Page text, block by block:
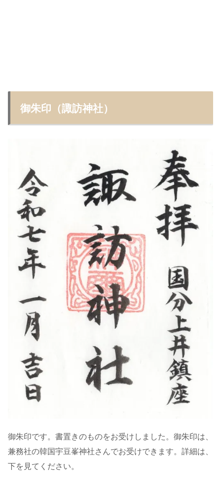
御朱印（諏訪神社）
御朱印です。書置きのものをお受けしました。御朱印は、
兼務社の韓国宇豆峯神社さんでお受けできます。詳細は、
下を見てください。